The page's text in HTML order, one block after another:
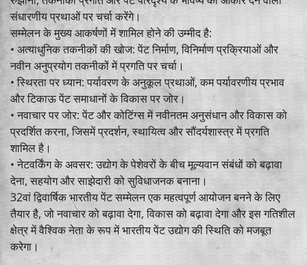
संधारणीय प्रथाओं पर चर्चा करेंगे।
सम्मेलन के मुख्य आकर्षणों में शामिल होने की उम्मीद है:
• अत्याधुनिक तकनीकों की खोज: पेंट निर्माण, विनिर्माण प्रक्रियाओं और
नवीन अनुप्रयोग तकनीकों में प्रगति पर चर्चा।
• स्थिरता पर ध्यान: पर्यावरण के अनुकूल प्रथाओं, कम पर्यावरणीय प्रभाव
और टिकाऊ पेंट समाधानों के विकास पर जोर।
• नवाचार पर जोर: पेंट और कोटिंग्स में नवीनतम अनुसंधान और विकास को
प्रदर्शित करना, जिसमें प्रदर्शन, स्थायित्व और सौंदर्यशास्त्र में प्रगति
शामिल है।
• नेटवर्किंग के अवसर: उद्योग के पेशेवरों के बीच मूल्यवान संबंधों को बढ़ावा
देना, सहयोग और साझेदारी को सुविधाजनक बनाना।
32वां द्विवार्षिक भारतीय पेंट सम्मेलन एक महत्वपूर्ण आयोजन बनने के लिए
तैयार है, जो नवाचार को बढ़ावा देगा, विकास को बढ़ावा देगा और इस गतिशील
क्षेत्र में वैश्विक नेता के रूप में भारतीय पेंट उद्योग की स्थिति को मजबूत
करेगा।